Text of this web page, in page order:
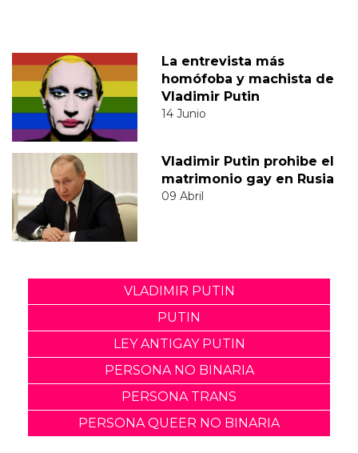
La entrevista más
homófoba y machista de
Vladimir Putin
14 Junio
Vladimir Putin prohibe el
matrimonio gay en Rusia
09 Abril
VLADIMIR PUTIN
PUTIN
LEY ANTIGAY PUTIN
PERSONA NO BINARIA
PERSONA TRANS
PERSONA QUEER NO BINARIA